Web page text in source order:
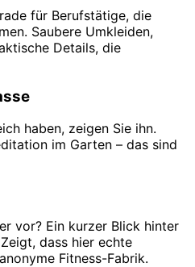
für Berufstätige, die
Saubere Umkleiden,
Details, die
haben, zeigen Sie ihn.
im Garten – das sind
vor? Ein kurzer Blick hinter
dass hier echte
Fitness-Fabrik.